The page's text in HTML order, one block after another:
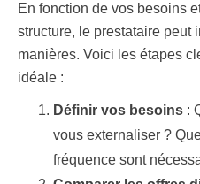
En fonction de vos besoins
structure, le prestataire peut
manières. Voici les étapes
idéale :
Définir vos besoins :
vous externaliser ?
fréquence sont